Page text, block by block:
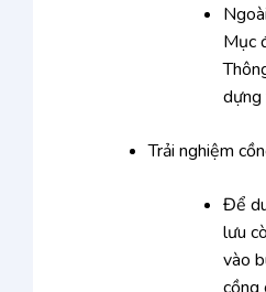
Mục
dựng
Trải nghiệm
Để
lưu
vào